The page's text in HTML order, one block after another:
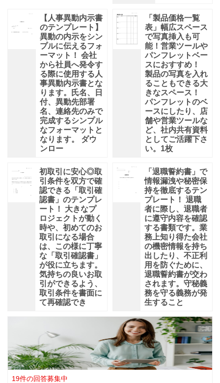
【人事異動内示書
のテンプレート】
異動の内示をシン
プルに伝えるフォ
ーマット！ 会社
から社員へ発令す
る際に使用する人
事異動内示書とな
ります。氏名、日
付、異動先部署
名、連絡先のみで
完成するシンプル
なフォーマットと
なります。 ダウ
ンロー
「製品価格一覧
表」幅広スペース
で写真挿入も可
能！営業ツールや
パンフレットベー
スにおすすめ！
製品の写真を入れ
ることもできる大
きなスペース！
パンフレットのベ
ースにしたり、店
舗や営業ツールな
ど、社内共有資料
としてご活躍下さ
い。1枚
初取引に安心◎取
引条件を双方で確
認できる「取引確
認書」のテンプレ
ート！ 大きなプ
ロジェクトが動く
時や、初めてのお
取引になる場合
は、この様に丁寧
な「取引確認書」
が役に立ちます。
気持ちの良いお取
引ができるよう、
取引条件を書面に
て再確認でき
「退職誓約書」で
情報漏洩や秘密保
持を徹底するテン
プレート！ 退職
者に際し、退職者
に遵守内容を確認
する書類です。業
務上知り得た会社
の機密情報を持ち
出したり、不正利
用を防ぐために、
退職誓約書が交わ
されます。守秘義
務を守る義務が発
生すること
19件の回答募集中